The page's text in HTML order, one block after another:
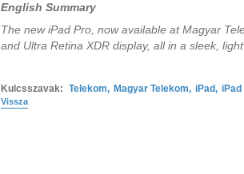
English Summary
The new iPad Pro, now available at Magyar
and Ultra Retina XDR display, all in a sleek,
Kulcsszavak: Telekom, Magyar Telekom, iPad, iPad
Vissza